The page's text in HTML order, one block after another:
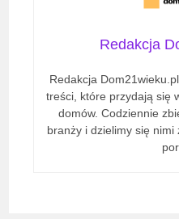
Redakcja
Redakcja
treści, które przydają się
domów. Codziennie
branży i dzielimy się nimi